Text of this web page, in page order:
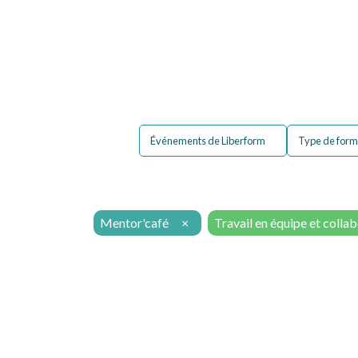
Événements de Liberform Type de
Mentor'café × Travail en équipe et